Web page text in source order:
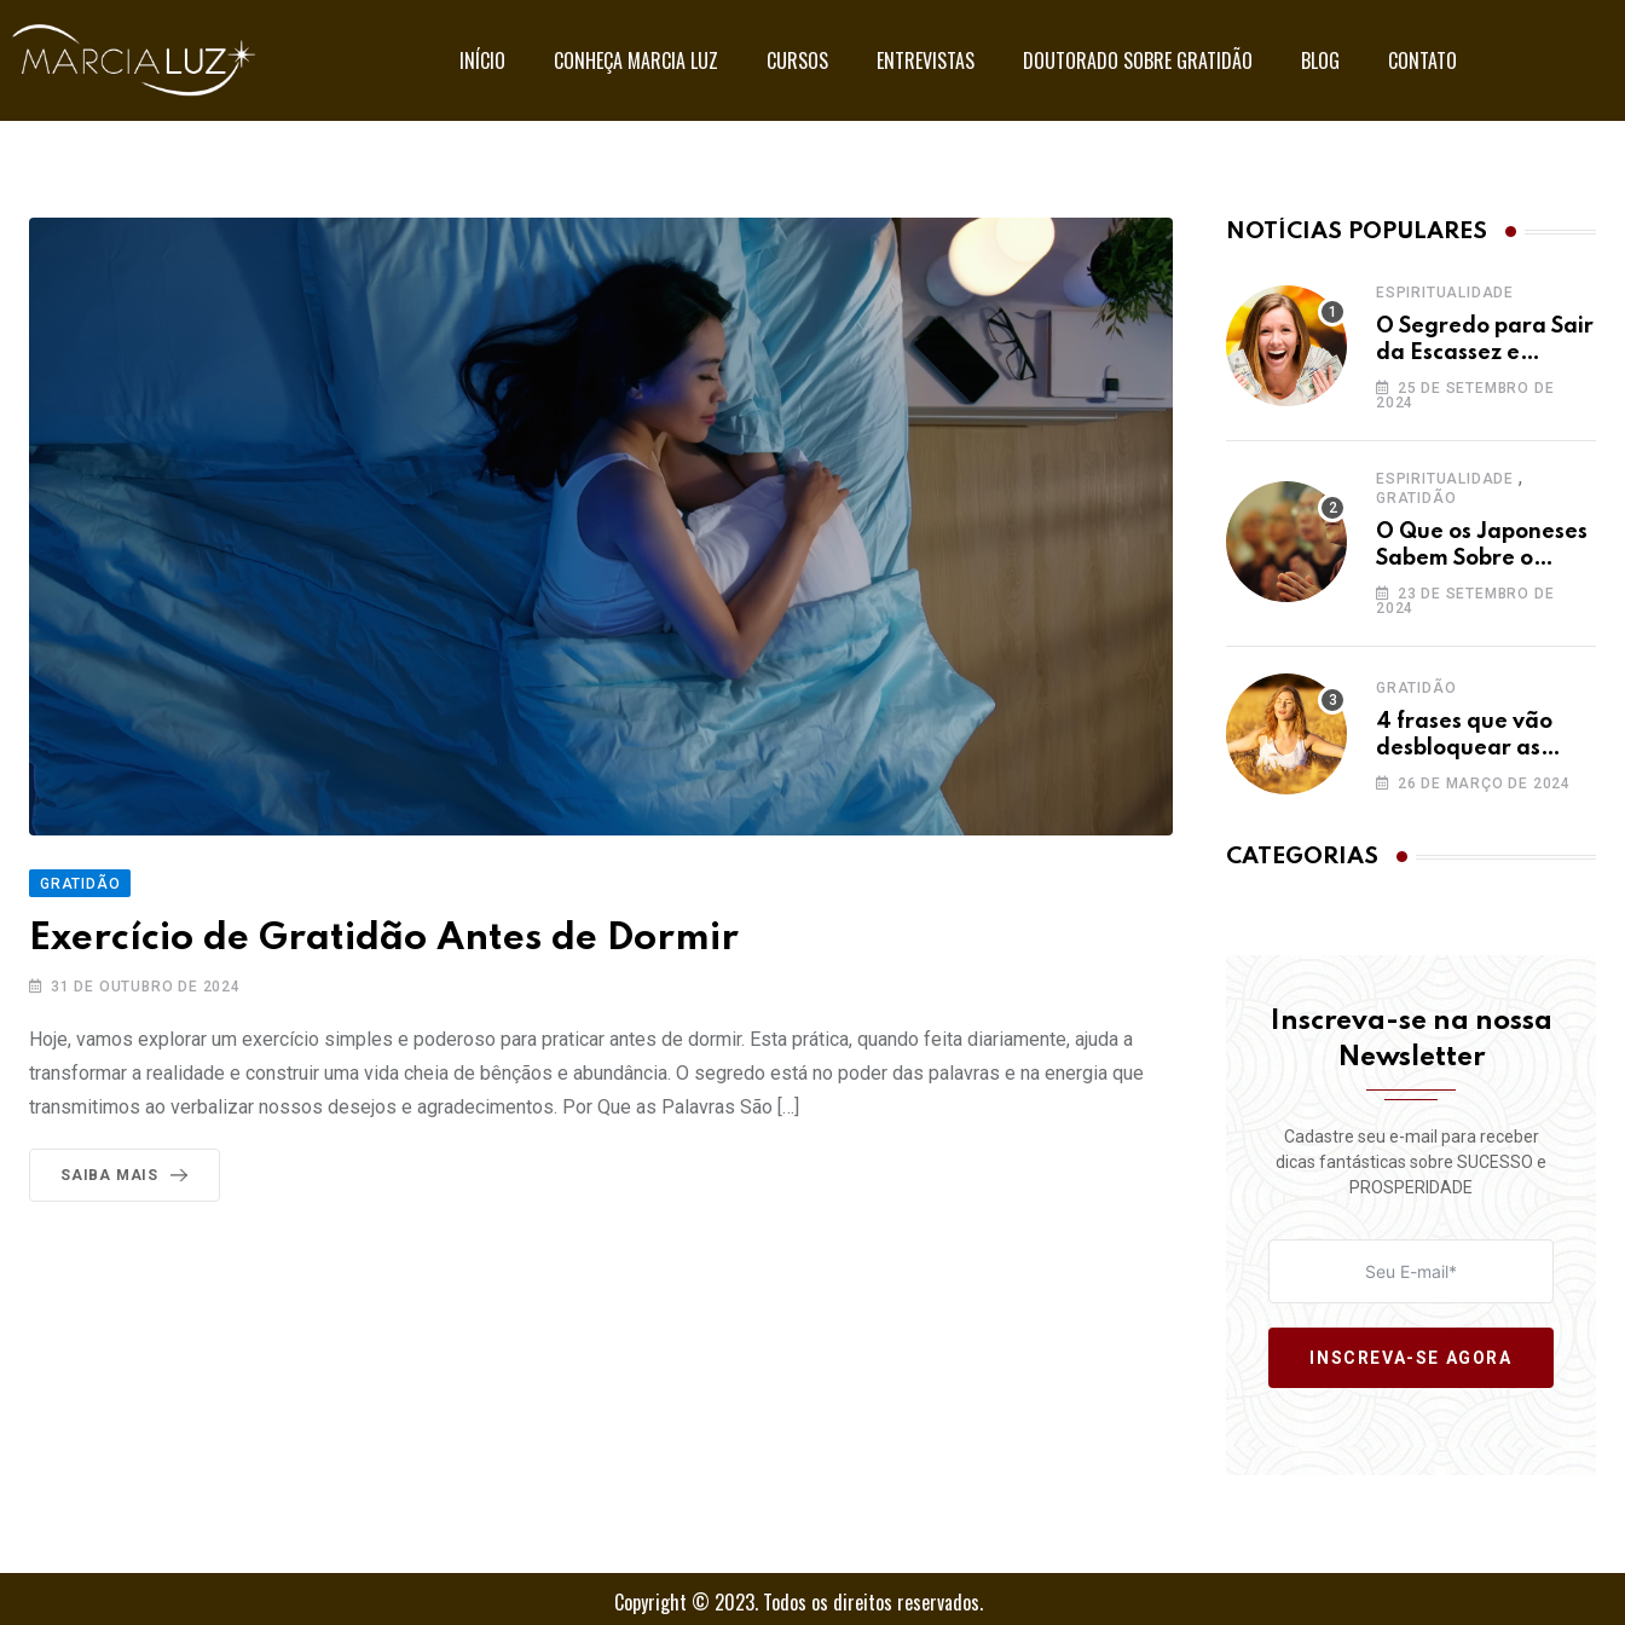
INÍCIO CONHEÇA MARCIA LUZ CURSOS ENTREVISTAS DOUTORADO SOBRE GRATIDÃO BLOG CONTATO
GRATIDÃO
Exercício de Gratidão Antes de Dormir
31 DE OUTUBRO DE 2024
Hoje, vamos explorar um exercício simples e poderoso para praticar antes de dormir. Esta prática, quando feita diariamente, ajuda a
transformar a realidade e construir uma vida cheia de bênçãos e abundância. O segredo está no poder das palavras e na energia que
transmitimos ao verbalizar nossos desejos e agradecimentos. Por Que as Palavras São […]
SAIBA MAIS
NOTÍCIAS POPULARES
ESPIRITUALIDADE
O Segredo para Sair
da Escassez e
Acessar a
Abundância:
25 DE SETEMBRO DE
2024
ESPIRITUALIDADE ,
GRATIDÃO
O Que os Japoneses
Sabem Sobre o
Ho’oponopono e
Você Não
23 DE SETEMBRO DE
2024
GRATIDÃO
4 frases que vão
desbloquear as
bênçãos na sua vida
26 DE MARÇO DE 2024
CATEGORIAS
Inscreva-se na nossa
Newsletter
Cadastre seu e-mail para receber
dicas fantásticas sobre SUCESSO e
PROSPERIDADE
INSCREVA-SE AGORA
Copyright © 2023. Todos os direitos reservados.